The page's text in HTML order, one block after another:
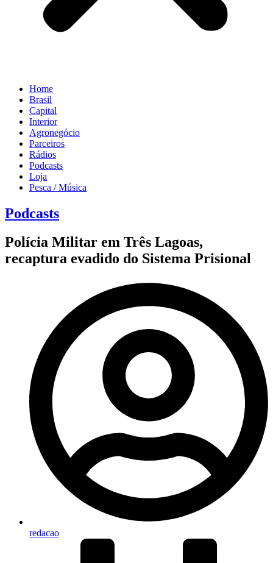
Home
Brasil
Capital
Interior
Agronegócio
Parceiros
Rádios
Podcasts
Loja
Pesca / Música
Podcasts
Polícia Militar em Três Lagoas,
recaptura evadido do Sistema Prisional
redacao